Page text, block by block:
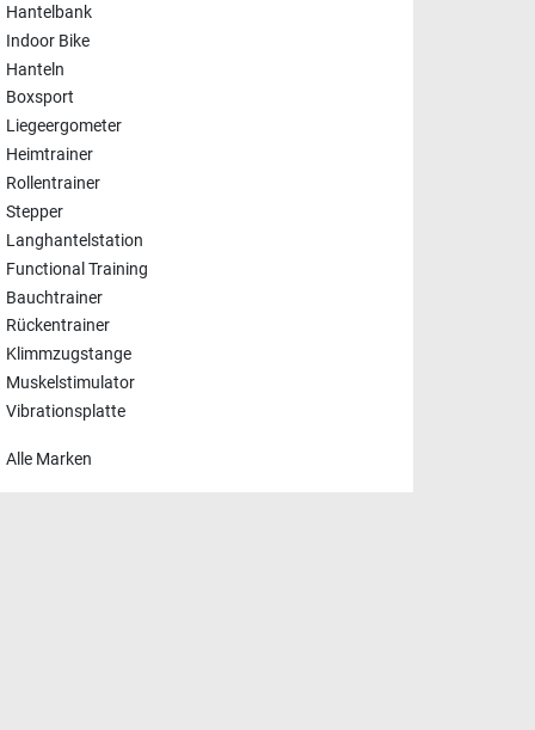
Hantelbank
Indoor Bike
Hanteln
Boxsport
Liegeergometer
Heimtrainer
Rollentrainer
Stepper
Langhantelstation
Functional Training
Bauchtrainer
Rückentrainer
Klimmzugstange
Muskelstimulator
Vibrationsplatte
Alle Marken